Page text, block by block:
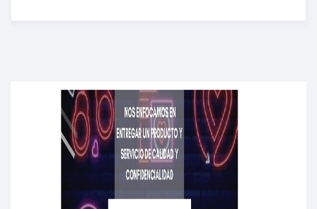
Get unlimited access to 2,000 of Educati’s top
courses for your team.
Join Now